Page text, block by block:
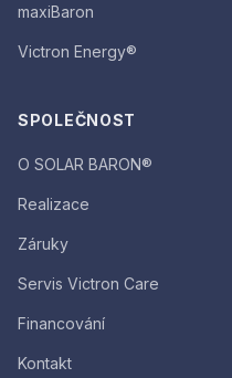
maxiBaron
Victron Energy®
SPOLEČNOST
O SOLAR BARON®
Realizace
Záruky
Servis Victron Care
Financování
Kontakt